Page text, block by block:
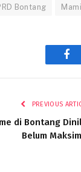
Bontang
PREVIOUS
di Bontang
Belum